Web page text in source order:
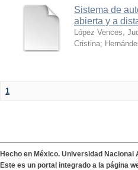
Sistema de
abierta y a
López Vences,
Cristina;
1
Hecho en México. Universidad
Este es un portal integrado a la página